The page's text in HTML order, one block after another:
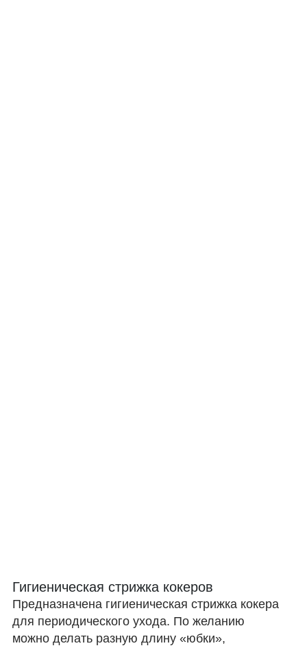
Гигиеническая стрижка кокеров
Предназначена гигиеническая стрижка кокера
для периодического ухода. По желанию
можно делать разную длину «юбки»,